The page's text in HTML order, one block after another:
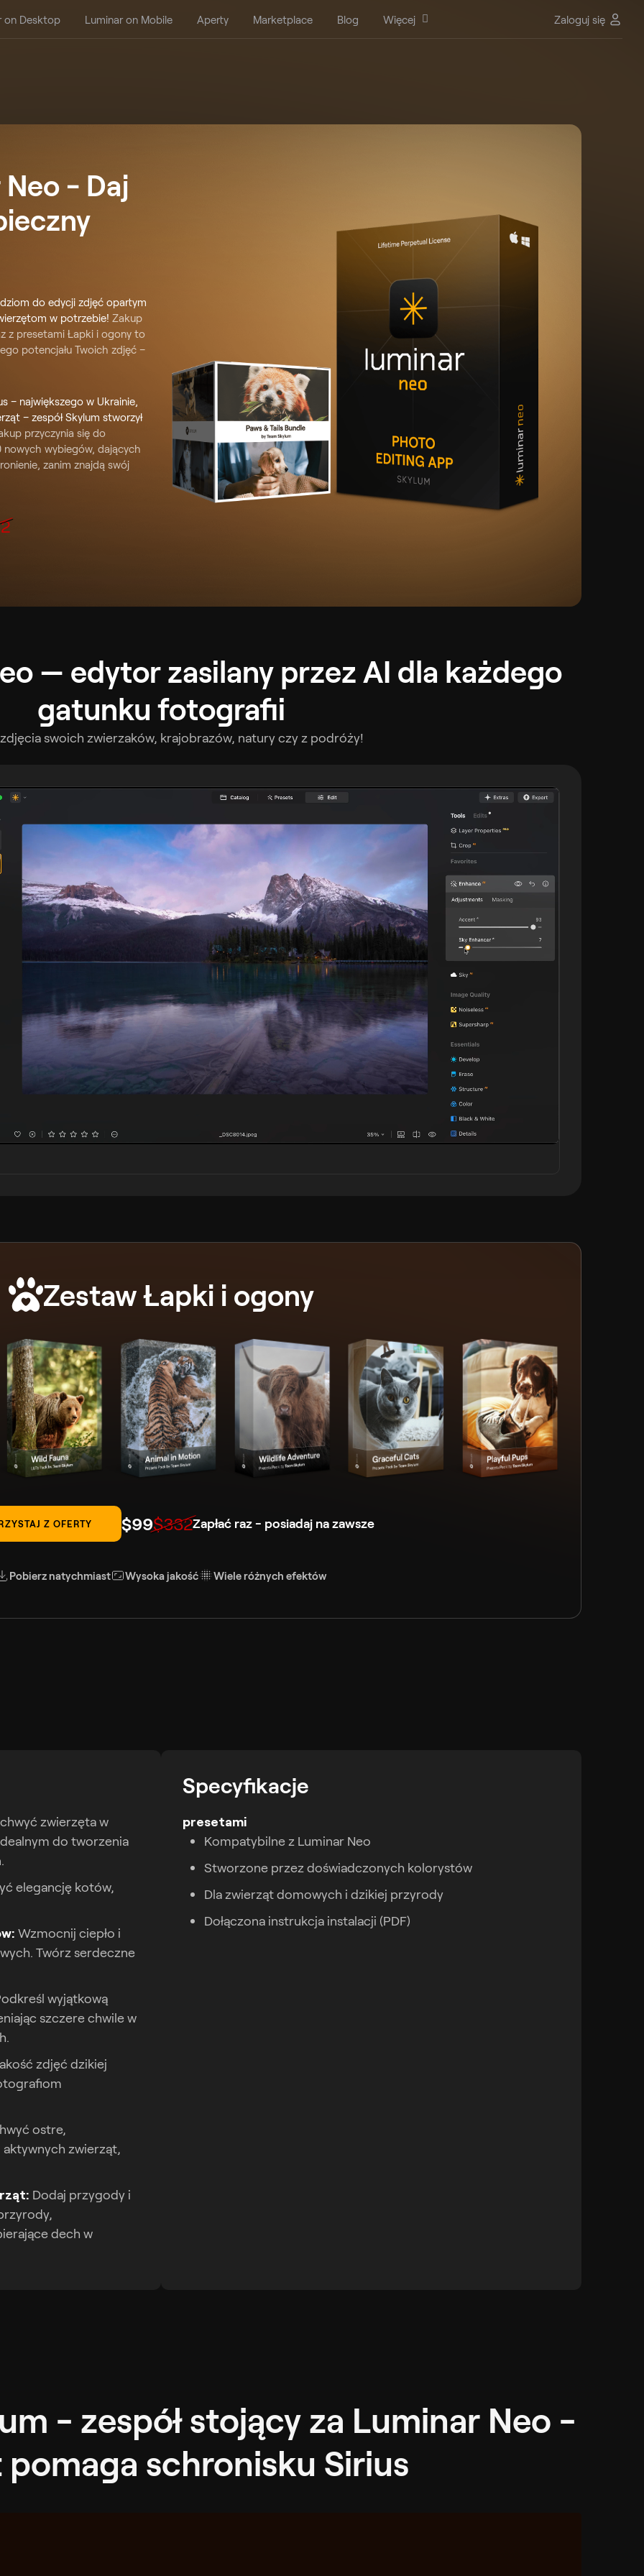
on Desktop Luminar on Mobile Aperty Marketplace Blog Więcej Zaloguj się
- Daj
do edycji zdjęć opartym
w potrzebie! Zakup
z presetami Łapki i ogony to
potencjału Twoich zdjęć –
– największego w Ukrainie,
– zespół Skylum stworzył
przyczynia się do
nowych wybiegów, dających
zanim znajdą swój
— edytor zasilany przez AI dla każdego
gatunku fotografii
swoich zwierzaków, krajobrazów, natury czy z podróży!
Zestaw Łapki i ogony
$99$332
Z OFERTY Zapłać raz - posiadaj na zawsze
Pobierz natychmiast Wysoka jakość Wiele różnych efektów
zwierzęta w
do tworzenia
elegancję kotów,
Wzmocnij ciepło i
Twórz serdeczne
wyjątkową
szczere chwile w
zdjęć dzikiej
ostre,
aktywnych zwierząt,
Dodaj przygody i
dech w
Specyfikacje
presetami
Kompatybilne z Luminar Neo
Stworzone przez doświadczonych kolorystów
Dla zwierząt domowych i dzikiej przyrody
Dołączona instrukcja instalacji (PDF)
- zespół stojący za Luminar Neo -
schronisku Sirius